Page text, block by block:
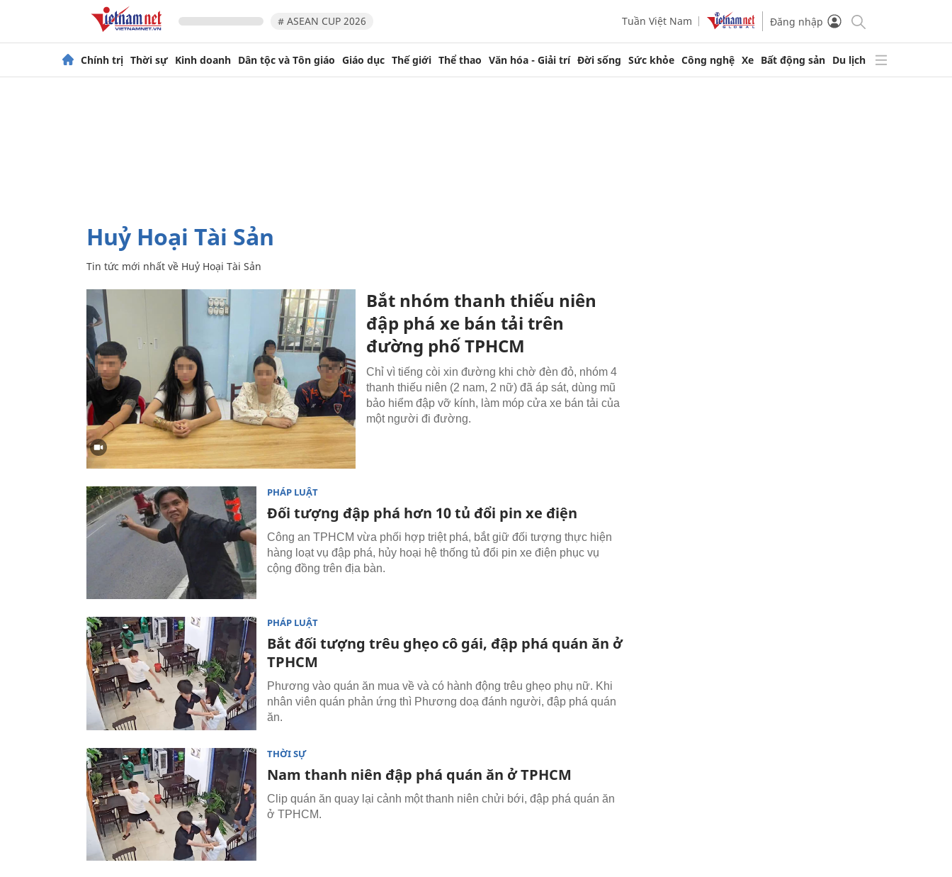
# ASEAN CUP 2026 Tuần Việt Nam Đăng nhập
Chính trị Thời sự Kinh doanh Dân tộc và Tôn giáo Giáo dục Thế giới Thể thao Văn hóa - Giải trí Đời sống Sức khỏe Công nghệ Xe Bất động sản Du lịch
Huỷ Hoại Tài Sản
Tin tức mới nhất về Huỷ Hoại Tài Sản
Bắt nhóm thanh thiếu niên
đập phá xe bán tải trên
đường phố TPHCM
Chỉ vì tiếng còi xin đường khi chờ đèn đỏ, nhóm 4
thanh thiếu niên (2 nam, 2 nữ) đã áp sát, dùng mũ
bảo hiểm đập vỡ kính, làm móp cửa xe bán tải của
một người đi đường.
PHÁP LUẬT
Đối tượng đập phá hơn 10 tủ đổi pin xe điện
Công an TPHCM vừa phối hợp triệt phá, bắt giữ đối tượng thực hiện
hàng loạt vụ đập phá, hủy hoại hệ thống tủ đổi pin xe điện phục vụ
cộng đồng trên địa bàn.
PHÁP LUẬT
Bắt đối tượng trêu ghẹo cô gái, đập phá quán ăn ở
TPHCM
Phương vào quán ăn mua về và có hành động trêu ghẹo phụ nữ. Khi
nhân viên quán phản ứng thì Phương doạ đánh người, đập phá quán
ăn.
THỜI SỰ
Nam thanh niên đập phá quán ăn ở TPHCM
Clip quán ăn quay lại cảnh một thanh niên chửi bới, đập phá quán ăn
ở TPHCM.